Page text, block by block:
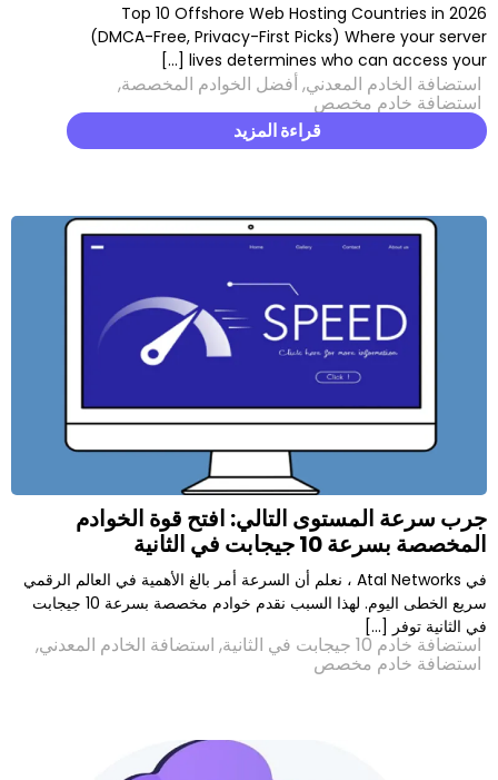
Top 10 Offshore Web Hosting
(DMCA-Free, Privacy-First Picks)
lives determines who
المعدني, أفضل الخوادم المخصصة,
مخصص
التالي: افتح قوة الخوادم
الثانية
في Atal Networks ، نعلم أن السرعة أمر بالغ الأهمية في العالم الرقمي
سريع الخطى اليوم. لهذا السبب نقدم خوادم مخصصة بسرعة 10 جيجابت
,استضافة الخادم المعدني,
مخصص